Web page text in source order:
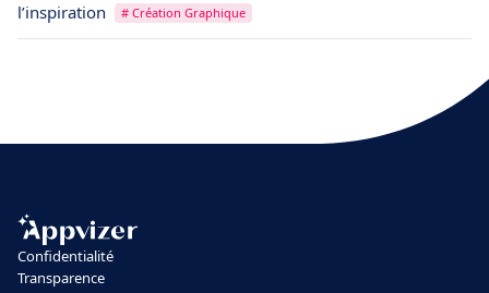
l’inspiration
# Création Graphique
Confidentialité
Transparence